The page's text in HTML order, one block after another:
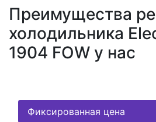
Преимущества
холодильника
1904 FOW у нас
Фиксированная цена